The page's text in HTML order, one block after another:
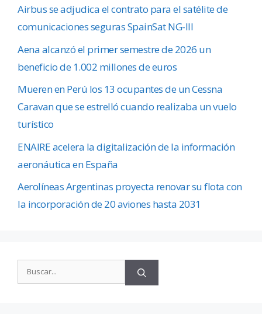
Airbus se adjudica el contrato para el satélite de
comunicaciones seguras SpainSat NG-III
Aena alcanzó el primer semestre de 2026 un
beneficio de 1.002 millones de euros
Mueren en Perú los 13 ocupantes de un Cessna
Caravan que se estrelló cuando realizaba un vuelo
turístico
ENAIRE acelera la digitalización de la información
aeronáutica en España
Aerolíneas Argentinas proyecta renovar su flota con
la incorporación de 20 aviones hasta 2031